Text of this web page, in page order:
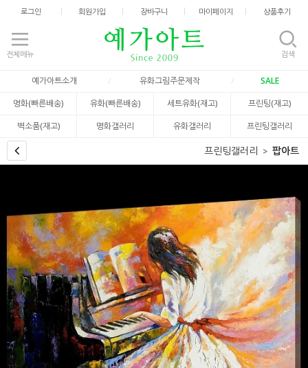
로그인 회원가입 장바구니 마이페이지 상품후기
전체메뉴 검색
예가아트소개 유화그림주문제작
SALE
명화(빠른배송)
유화(빠른배송) 세트유화(재고)
프린팅(재고)
벽소품(재고)
명화갤러리 유화갤러리 프린팅갤러리
프린팅갤러리 팝아트